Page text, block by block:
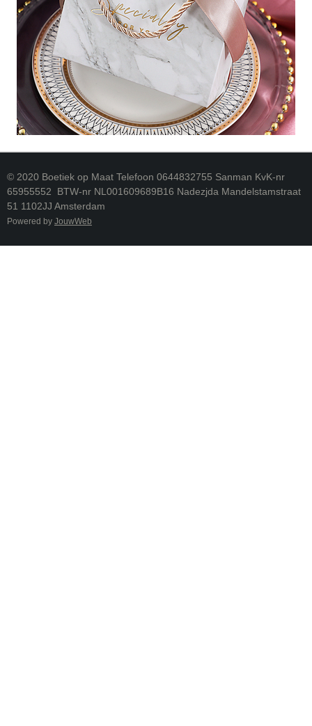
© 2020 Boetiek op Maat Telefoon 0644832755 Sanman KvK-nr
65955552 BTW-nr NL001609689B16 Nadezjda Mandelstamstraat
51 1102JJ Amsterdam
Powered by JouwWeb